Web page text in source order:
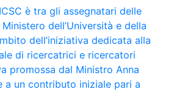
è tra gli assegnatari delle
dell’Università e della
dell’iniziativa dedicata alla
di ricercatrici e ricercatori
promossa dal Ministro Anna
a un contributo iniziale pari a